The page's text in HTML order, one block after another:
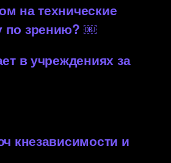
на технические
по зрению? ￼
в учреждениях за
кнезависимости и